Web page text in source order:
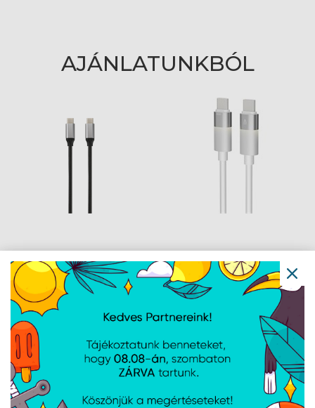
AJÁNLATUNKBÓL
AVAX CB302G STEELY
Type C-Type C 60W
gyorstöltő, sodorszálas
kábel, 3A, acélszürke -
1,5m
AVAX CB316 GLOWY
60W USB-C gyorstöltő
kábel, fehér - 1m